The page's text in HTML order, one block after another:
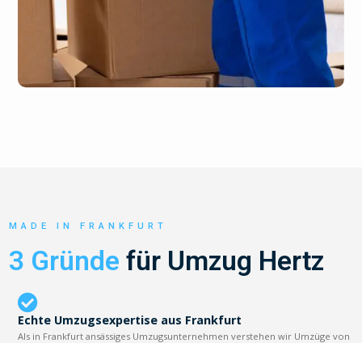
MADE IN FRANKFURT
3 Gründe für Umzug Hertz
Echte Umzugsexpertise aus Frankfurt
Als in Frankfurt ansässiges Umzugsunternehmen verstehen wir Umzüge von